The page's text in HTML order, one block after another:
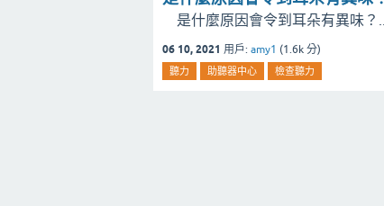
是什麼原因會令到耳朵有異味？...
06 10, 2021 用戶: amy1 (1.6k 分)
聽力 助聽器中心 檢查聽力